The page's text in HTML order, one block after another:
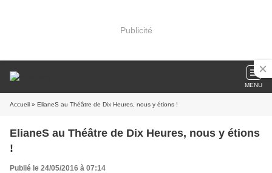
Publicité
MENU
Accueil » ElianeS au Théâtre de Dix Heures, nous y étions !
ElianeS au Théâtre de Dix Heures, nous y étions
!
Publié le 24/05/2016 à 07:14